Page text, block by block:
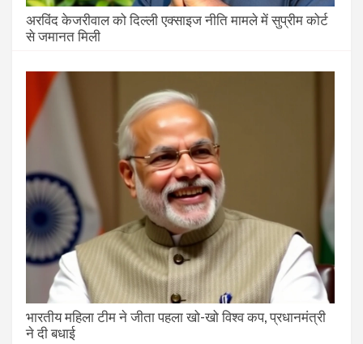
अरविंद केजरीवाल को दिल्ली एक्साइज नीति मामले में सुप्रीम कोर्ट
से जमानत मिली
भारतीय महिला टीम ने जीता पहला खो-खो विश्व कप, प्रधानमंत्री
ने दी बधाई